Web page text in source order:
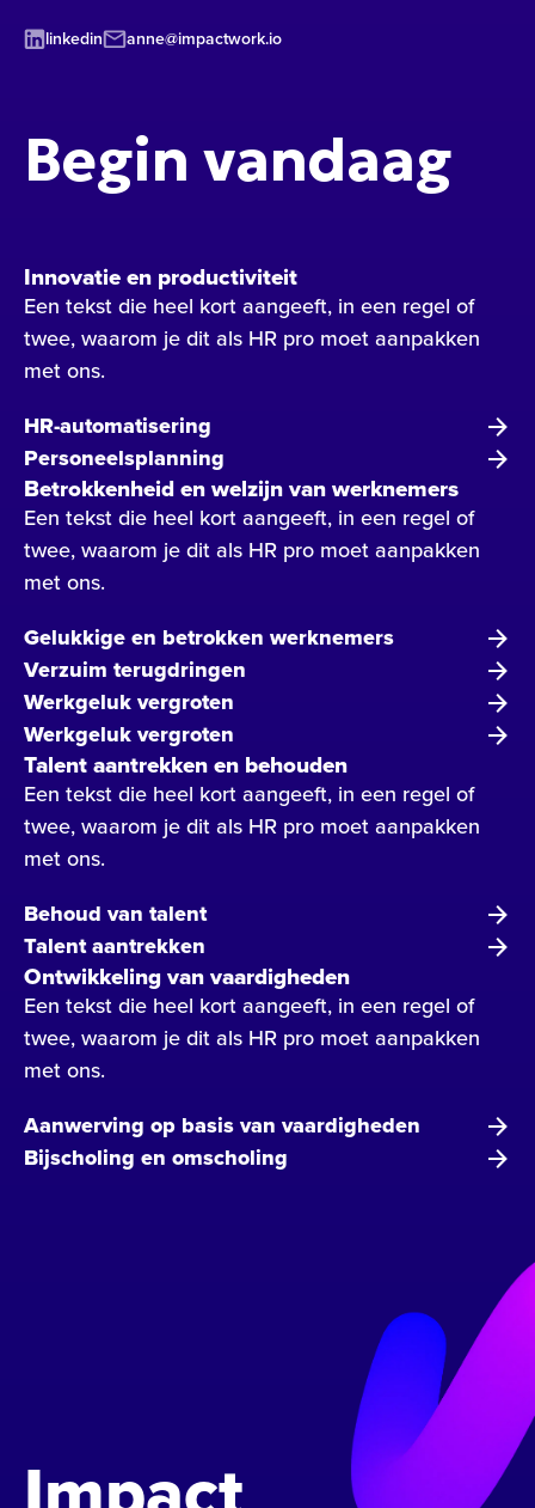
linkedin anne@impactwork.io
Begin vandaag
Innovatie en productiviteit
Een tekst die heel kort aangeeft, in een regel of
twee, waarom je dit als HR pro moet aanpakken
met ons.
HR-automatisering
Personeelsplanning
Betrokkenheid en welzijn van werknemers
Een tekst die heel kort aangeeft, in een regel of
twee, waarom je dit als HR pro moet aanpakken
met ons.
Gelukkige en betrokken werknemers
Verzuim terugdringen
Werkgeluk vergroten
Werkgeluk vergroten
Talent aantrekken en behouden
Een tekst die heel kort aangeeft, in een regel of
twee, waarom je dit als HR pro moet aanpakken
met ons.
Behoud van talent
Talent aantrekken
Ontwikkeling van vaardigheden
Een tekst die heel kort aangeeft, in een regel of
twee, waarom je dit als HR pro moet aanpakken
met ons.
Aanwerving op basis van vaardigheden
Bijscholing en omscholing